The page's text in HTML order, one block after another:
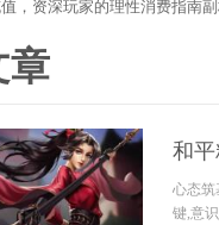
，资深玩家的理性消费指南
章
和
心态筑
键,意